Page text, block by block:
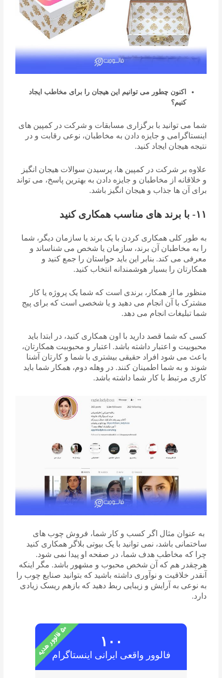
اکنون چطور می توانیم این هیجان را برای مخاطب ایجاد
کنیم؟
شما می توانید با برگزاری مسابقات و شرکت در کمپین های
اینستاگرامی و جایزه دادن به مخاطبان، نوعی رقابت و در
نتیجه هیجان ایجاد کنید.
علاوه بر شرکت در کمپین ها، پرسیدن سوالات هیجان انگیز
و خلاقانه از مخاطبان و جایزه دادن به بهترین پاسخ، می تواند
برای آن ها جذاب و هیجان انگیز باشد.
۱۱- با برند های مناسب همکاری کنید
به طور کلی همکاری کردن با یک برند یا سازمان دیگر، شما
را به مخاطبان آن برند، سازمان یا شخص می شناساند و
معرفی می کند. بنابر این باید حواستان را جمع کنید و
همکارتان را بسیار هوشمندانه انتخاب کنید.
منظور ما از همکار، برندی است که شما یک پروژه یا کار
مشترک با آن انجام می دهید و یا شخصی است که برای پیج
شما تبلیغات انجام می دهد.
کسی که شما قصد دارید با اون همکاری کنید، در ابتدا باید
محبوبیت و اعتبار داشته باشد. اعتبار و محبوبیت همکارتان،
باعث می شود افراد حقیقی بیشتری با شما و کارتان آشنا
شوند و به شما اطمینان کنند. در وهله دوم، همکار شما باید
کاری مرتبط با کار شما داشته باشد.
به عنوان مثال اگر کسب و کار شما، فروش چوب های
ساختمانی باشد، نمی توانید با یک بیوتی بلاگر همکاری کنید
چرا که مخاطب هدف شما، در صفحه او پیدا نمی شود.
هرچقدر هم که آن شخص محبوب و مشهور باشد. مگر اینکه
آنقدر خلاقیت و نوآوری داشته باشید که بتوانید صنایع چوب را
به نوعی به آرایش و زیبایی ربط دهید که بازهم ریسک زیادی
دارد.
۱۰۰
فالوور واقعی ایرانی اینستاگرام۵
۰
ف
ا
ل
و
و
ر
ه
د
ی
ه